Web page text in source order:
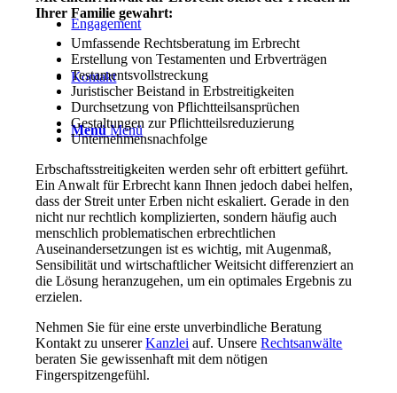
Engagement
Kontakt
Menü Menü
Ihrer Familie gewahrt:
Umfassende Rechtsberatung im Erbrecht
Erstellung von Testamenten und Erbverträgen
Testamentsvollstreckung
Juristischer Beistand in Erbstreitigkeiten
Durchsetzung von Pflichtteilsansprüchen
Gestaltungen zur Pflichtteilsreduzierung
Unternehmensnachfolge
Erbschaftsstreitigkeiten werden sehr oft erbittert geführt.
Ein Anwalt für Erbrecht kann Ihnen jedoch dabei helfen,
dass der Streit unter Erben nicht eskaliert. Gerade in den
nicht nur rechtlich komplizierten, sondern häufig auch
menschlich problematischen erbrechtlichen
Auseinandersetzungen ist es wichtig, mit Augenmaß,
Sensibilität und wirtschaftlicher Weitsicht differenziert an
die Lösung heranzugehen, um ein optimales Ergebnis zu
erzielen.
Nehmen Sie für eine erste unverbindliche Beratung
Kontakt zu unsererKanzlei auf. UnsereRechtsanwälte
beraten Sie gewissenhaft mit dem nötigen
Fingerspitzengefühl.